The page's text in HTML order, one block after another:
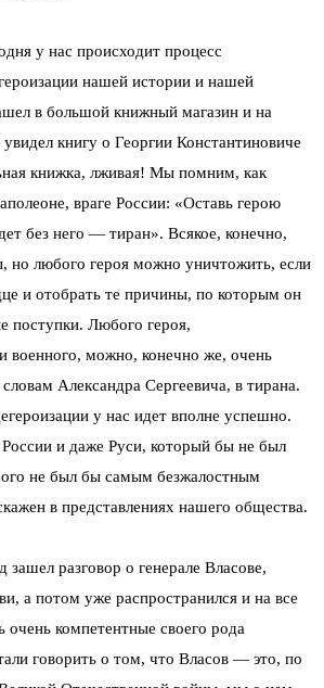
у нас происходит процесс
нашей истории и нашей
в большой книжный магазин и на
книгу о Георгии Константиновиче
книжка, лживая! Мы помним, как
враге России: «Оставь герою
без него — тиран». Всякое, конечно,
но любого героя можно уничтожить, если
и отобрать те причины, по которым он
поступки. Любого героя,
военного, можно, конечно же, очень
Александра Сергеевича, в тирана.
у нас идет вполне успешно.
и даже Руси, который бы не был
не был бы самым безжалостным
в представлениях нашего общества.
зашел разговор о генерале Власове,
а потом уже распространился и на все
компетентные своего рода
говорить о том, что Власов — это, по